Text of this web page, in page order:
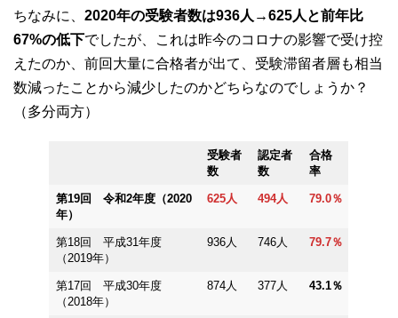
ちなみに、 2020年の受験者数は936人→625人と前年比
67%の低下でしたが、これは昨今のコロナの影響で受け控
えたのか、前回大量に合格者が出て、受験滞留者層も相当
数減ったことから減少したのかどちらなのでしょうか？
（多分両方）
受験者
数
認定者
数
合格
率
第19回 令和2年度（2020
年）
625人 494人 79.0％
第18回 平成31年度
（2019年）
936人 746人 79.7％
第17回 平成30年度
（2018年）
874人 377人 43.1％